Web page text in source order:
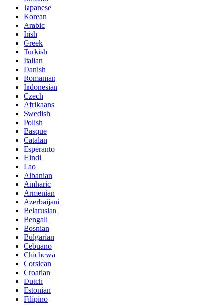
Japanese
Korean
Arabic
Irish
Greek
Turkish
Italian
Danish
Romanian
Indonesian
Czech
Afrikaans
Swedish
Polish
Basque
Catalan
Esperanto
Hindi
Lao
Albanian
Amharic
Armenian
Azerbaijani
Belarusian
Bengali
Bosnian
Bulgarian
Cebuano
Chichewa
Corsican
Croatian
Dutch
Estonian
Filipino